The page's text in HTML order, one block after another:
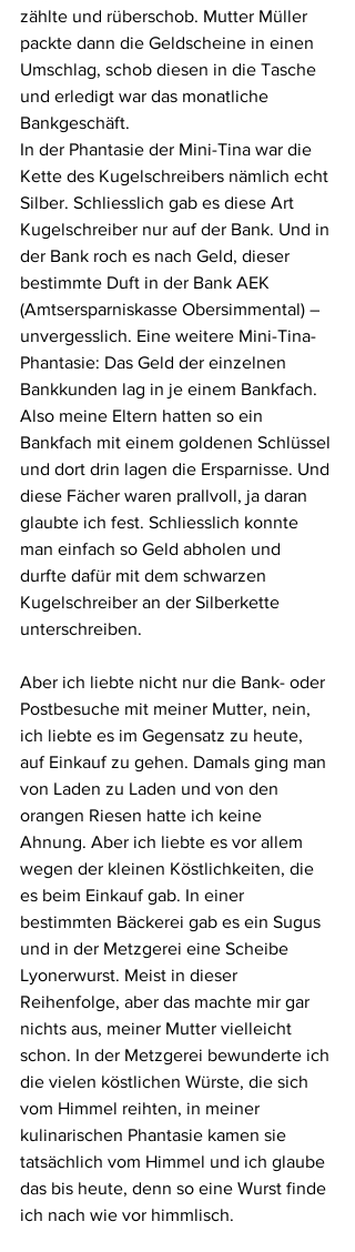
zählte und rüberschob. Mutter Müller
packte dann die Geldscheine in einen
Umschlag, schob diesen in die Tasche
und erledigt war das monatliche
Bankgeschäft.
In der Phantasie der Mini-Tina war die
Kette des Kugelschreibers nämlich echt
Silber. Schliesslich gab es diese Art
Kugelschreiber nur auf der Bank. Und in
der Bank roch es nach Geld, dieser
bestimmte Duft in der Bank AEK
(Amtsersparniskasse Obersimmental) –
unvergesslich. Eine weitere Mini-Tina-
Phantasie: Das Geld der einzelnen
Bankkunden lag in je einem Bankfach.
Also meine Eltern hatten so ein
Bankfach mit einem goldenen Schlüssel
und dort drin lagen die Ersparnisse. Und
diese Fächer waren prallvoll, ja daran
glaubte ich fest. Schliesslich konnte
man einfach so Geld abholen und
durfte dafür mit dem schwarzen
Kugelschreiber an der Silberkette
unterschreiben.
Aber ich liebte nicht nur die Bank- oder
Postbesuche mit meiner Mutter, nein,
ich liebte es im Gegensatz zu heute,
auf Einkauf zu gehen. Damals ging man
von Laden zu Laden und von den
orangen Riesen hatte ich keine
Ahnung. Aber ich liebte es vor allem
wegen der kleinen Köstlichkeiten, die
es beim Einkauf gab. In einer
bestimmten Bäckerei gab es ein Sugus
und in der Metzgerei eine Scheibe
Lyonerwurst. Meist in dieser
Reihenfolge, aber das machte mir gar
nichts aus, meiner Mutter vielleicht
schon. In der Metzgerei bewunderte ich
die vielen köstlichen Würste, die sich
vom Himmel reihten, in meiner
kulinarischen Phantasie kamen sie
tatsächlich vom Himmel und ich glaube
das bis heute, denn so eine Wurst finde
ich nach wie vor himmlisch.